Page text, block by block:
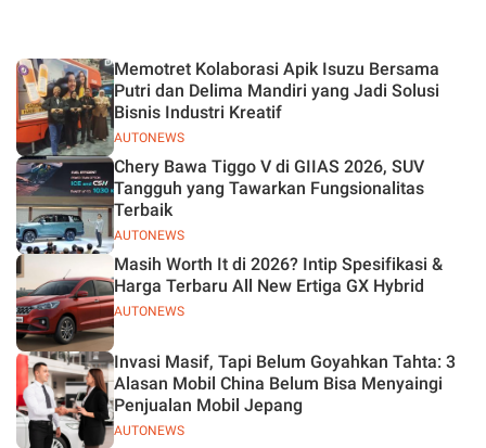
Basis Produksi
ASEAN
2026
AUTONEWS
Memotret Kolaborasi Apik Isuzu Bersama
Putri dan Delima Mandiri yang Jadi Solusi
Bisnis Industri Kreatif
AUTONEWS
Chery Bawa Tiggo V di GIIAS 2026, SUV
Tangguh yang Tawarkan Fungsionalitas
Terbaik
AUTONEWS
Masih Worth It di 2026? Intip Spesifikasi &
Harga Terbaru All New Ertiga GX Hybrid
AUTONEWS
Invasi Masif, Tapi Belum Goyahkan Tahta: 3
Alasan Mobil China Belum Bisa Menyaingi
Penjualan Mobil Jepang